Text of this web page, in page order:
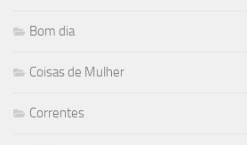
Bom dia
Coisas de Mulher
Correntes